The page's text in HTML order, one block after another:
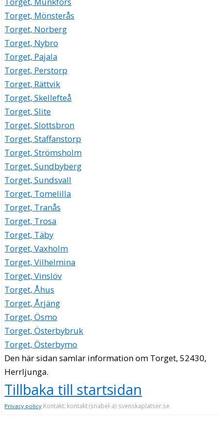
Torget, Mönsterås
Torget, Norberg
Torget, Nybro
Torget, Pajala
Torget, Perstorp
Torget, Rättvik
Torget, Skellefteå
Torget, Slite
Torget, Slottsbron
Torget, Staffanstorp
Torget, Strömsholm
Torget, Sundbyberg
Torget, Sundsvall
Torget, Tomelilla
Torget, Tranås
Torget, Trosa
Torget, Täby
Torget, Vaxholm
Torget, Vilhelmina
Torget, Vinslöv
Torget, Åhus
Torget, Årjäng
Torget, Ösmo
Torget, Österbybruk
Torget, Österbymo
Den här sidan samlar information om Torget, 52430,
Herrljunga.
Tillbaka till startsidan
Privacy policy Kontakt: kontakt (snabel-a) svenskaplatser.se